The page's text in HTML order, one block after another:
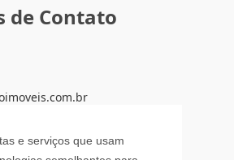
e serviços que usam
de Contato
69, Jardim Maluche